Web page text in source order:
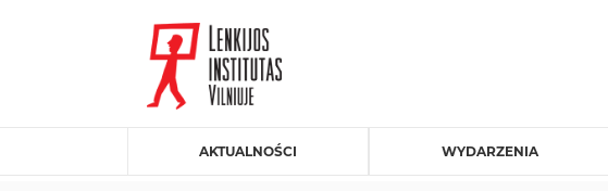
AKTUALNOŚCI WYDARZENIA